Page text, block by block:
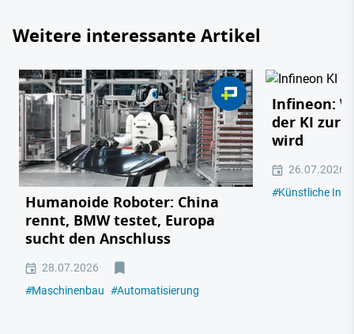
Weitere interessante Artikel
Humanoide Roboter: China
rennt, BMW testet, Europa
sucht den Anschluss
28.07.2026
#Maschinenbau #Automatisierung
Infineon:
der KI zur
wird
26.07.2026
#Künstliche